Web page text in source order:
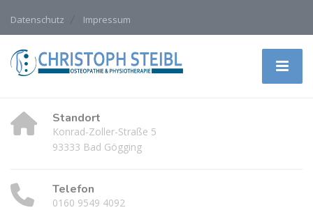
Datenschutz Impressum
Standort
Konrad-Zoller-Straße 5
93333 Bad Gögging
Telefon
0160 9549 4092